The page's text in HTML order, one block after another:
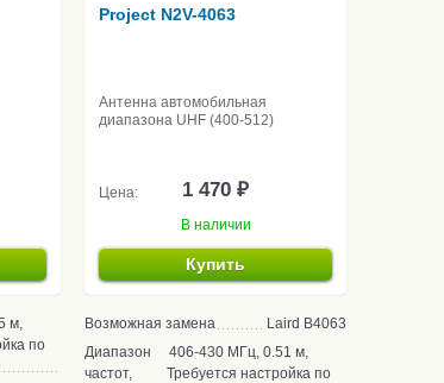
м,
по
Project N2V-4063
Антенна автомобильная
диапазона UHF (400-512)
Цена: 1 470 ₽
В наличии
Купить
Возможная замена
Laird B4063
Диапазон
частот,
406-430 МГц, 0.51 м,
Требуется настройка по